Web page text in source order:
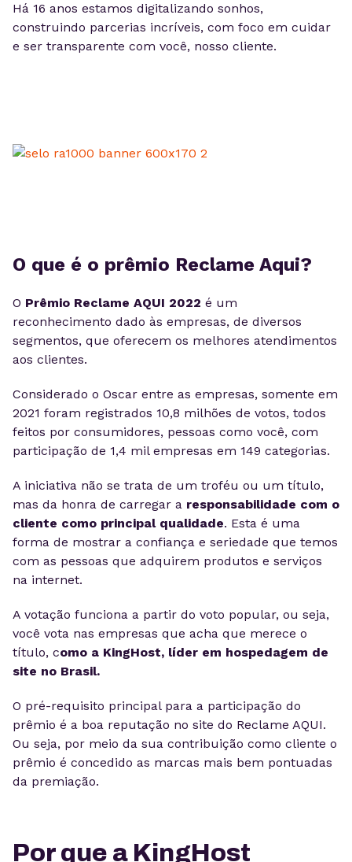
Há 16 anos estamos digitalizando sonhos,
construindo parcerias incríveis, com foco em cuidar
e ser transparente com você, nosso cliente.
O que é o prêmio Reclame Aqui?
O Prêmio Reclame AQUI 2022 é um
reconhecimento dado às empresas, de diversos
segmentos, que oferecem os melhores atendimentos
aos clientes.
Considerado o Oscar entre as empresas, somente em
2021 foram registrados 10,8 milhões de votos, todos
feitos por consumidores, pessoas como você, com
participação de 1,4 mil empresas em 149 categorias.
A iniciativa não se trata de um troféu ou um título,
mas da honra de carregar a responsabilidade com o
cliente como principal qualidade. Esta é uma
forma de mostrar a confiança e seriedade que temos
com as pessoas que adquirem produtos e serviços
na internet.
A votação funciona a partir do voto popular, ou seja,
você vota nas empresas que acha que merece o
título, como a KingHost, líder em hospedagem de
site no Brasil.
O pré-requisito principal para a participação do
prêmio é a boa reputação no site do Reclame AQUI.
Ou seja, por meio da sua contribuição como cliente o
prêmio é concedido as marcas mais bem pontuadas
da premiação.
Por que a KingHost